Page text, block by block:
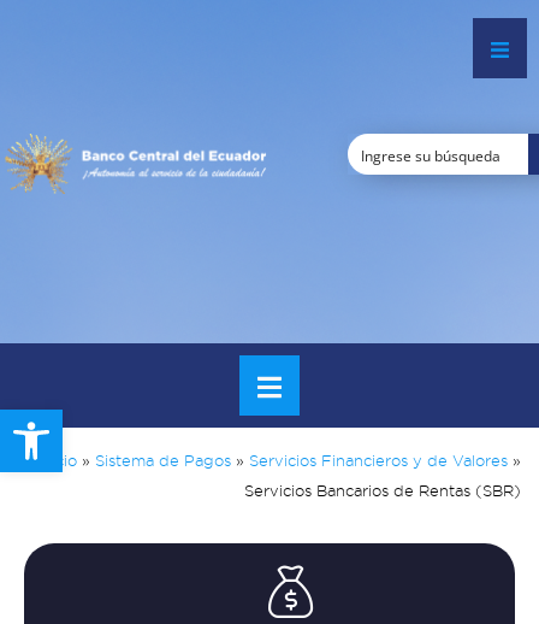
Open toolbar
Inicio » Sistema de Pagos » Servicios Financieros y de Valores »
Servicios Bancarios de Rentas (SBR)